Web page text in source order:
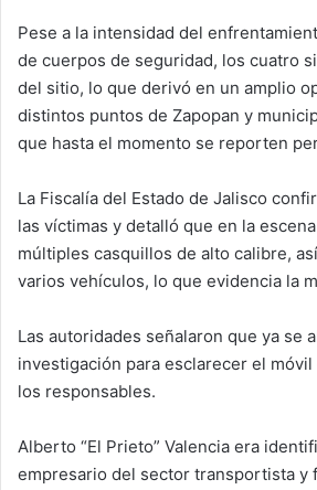
Pese a la intensidad del
de cuerpos de seguridad, los cuatro
del sitio, lo que derivó en un amplio
distintos puntos de Zapopan y
que hasta el momento se reporten
La Fiscalía del Estado de Jalisco
las víctimas y detalló que en la
múltiples casquillos de alto calibre,
varios vehículos, lo que evidencia la
Las autoridades señalaron que ya se
investigación para esclarecer el
los responsables.
Alberto “El Prieto” Valencia era
empresario del sector transportista y